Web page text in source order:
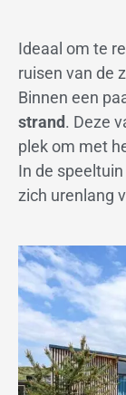
Ideaal om te
ruisen van de
Binnen een
strand. Deze
plek om met
In de
zich urenlang